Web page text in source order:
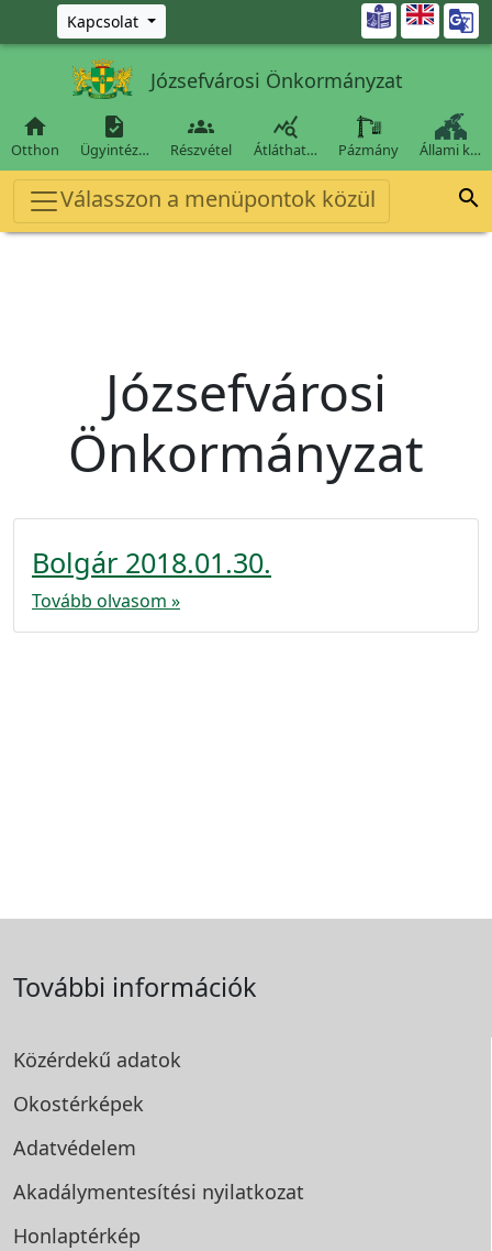
Ugrás a fő tartalomra
Kapcsolat 
Józsefvárosi Önkormányzat

Otthon

Ügyintéz…

Részvétel

Átláthat… Pázmány Állami k…
Válasszon a menüpontok közül 
Józsefvárosi
Önkormányzat
Bolgár 2018.01.30.
Tovább olvasom »
További információk
Közérdekű adatok
Okostérképek
Adatvédelem
Akadálymentesítési nyilatkozat
Honlaptérkép